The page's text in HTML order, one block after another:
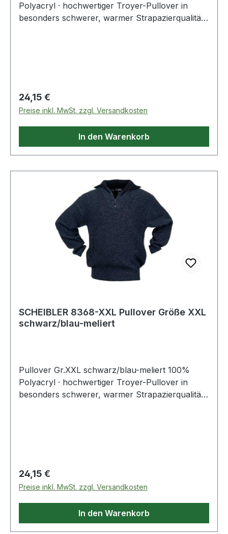
Polyacryl · hochwertiger Troyer-Pullover in
besonders schwerer, warmer Strapazierqualität ·
Regulärer Preis:
24,15 €
Preise inkl. MwSt. zzgl. Versandkosten
In den Warenkorb
SCHEIBLER 8368-XXL Pullover Größe XXL
schwarz/blau-meliert
Pullover Gr.XXL schwarz/blau-meliert 100%
Polyacryl · hochwertiger Troyer-Pullover in
besonders schwerer, warmer Strapazierqualität ·
Regulärer Preis:
24,15 €
Preise inkl. MwSt. zzgl. Versandkosten
In den Warenkorb